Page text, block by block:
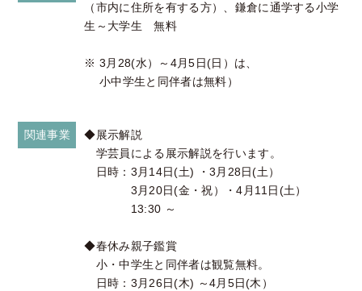
（市内に住所を有する方）、鎌倉に通学する小学
生～大学生 無料
※ 3月28(水）～4月5日(日）は、
小中学生と同伴者は無料）
関連事業
◆展示解説
学芸員による展示解説を行います。
日時：3月14日(土) ・3月28日(土）
3月20日(金・祝）・4月11日(土）
13:30 ～
◆春休み親子鑑賞
小・中学生と同伴者は観覧無料。
日時：3月26日(木) ～4月5日(木）